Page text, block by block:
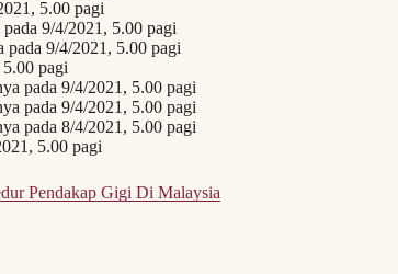
5.00 pagi
9/4/2021, 5.00 pagi
pada 9/4/2021, 5.00 pagi
pagi
pada 9/4/2021, 5.00 pagi
pada 9/4/2021, 5.00 pagi
pada 8/4/2021, 5.00 pagi
5.00 pagi
Pendakap Gigi Di Malaysia